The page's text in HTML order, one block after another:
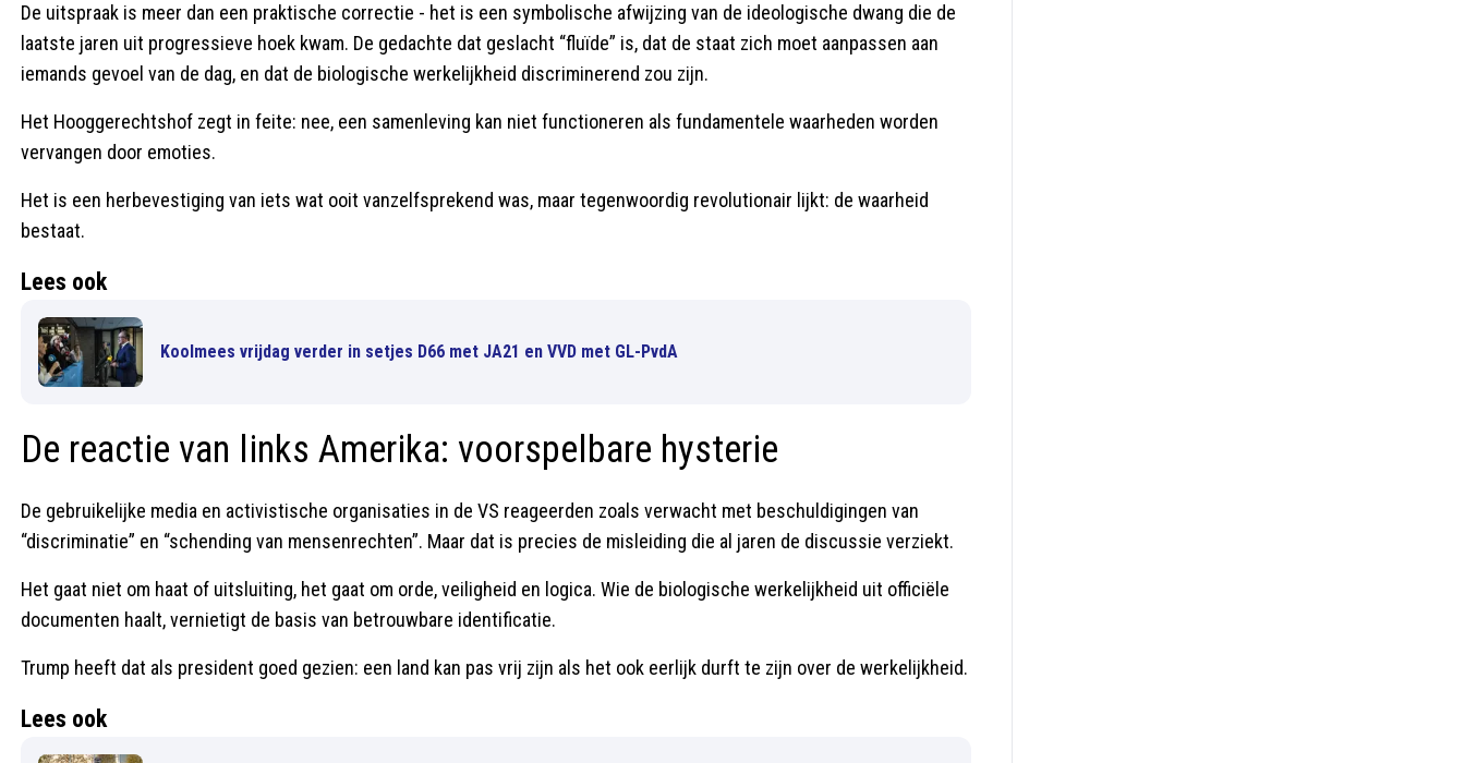
De uitspraak is meer dan een praktische correctie - het is een symbolische afwijzing van de ideologische dwang die de
laatste jaren uit progressieve hoek kwam. De gedachte dat geslacht “fluïde” is, dat de staat zich moet aanpassen aan
iemands gevoel van de dag, en dat de biologische werkelijkheid discriminerend zou zijn.
Het Hooggerechtshof zegt in feite: nee, een samenleving kan niet functioneren als fundamentele waarheden worden
vervangen door emoties.
Het is een herbevestiging van iets wat ooit vanzelfsprekend was, maar tegenwoordig revolutionair lijkt: de waarheid
bestaat.
Lees ook
Koolmees vrijdag verder in setjes D66 met JA21 en VVD met GL-PvdA
De reactie van links Amerika: voorspelbare hysterie
De gebruikelijke media en activistische organisaties in de VS reageerden zoals verwacht met beschuldigingen van
“discriminatie” en “schending van mensenrechten”. Maar dat is precies de misleiding die al jaren de discussie verziekt.
Het gaat niet om haat of uitsluiting, het gaat om orde, veiligheid en logica. Wie de biologische werkelijkheid uit officiële
documenten haalt, vernietigt de basis van betrouwbare identificatie.
Trump heeft dat als president goed gezien: een land kan pas vrij zijn als het ook eerlijk durft te zijn over de werkelijkheid.
Lees ook